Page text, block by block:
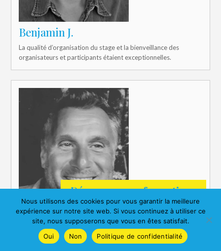
Benjamin J.
La qualité d’organisation du stage et la bienveillance des
organisateurs et participants étaient exceptionnelles.
Jacques N.
Découvrez nos formations
Nous utilisons des cookies pour vous garantir la meilleure
expérience sur notre site web. Si vous continuez à utiliser ce
site, nous supposerons que vous en êtes satisfait.
Oui
Non Politique de confidentialité